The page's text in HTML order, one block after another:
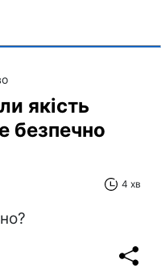
якість
безпечно
4 хв